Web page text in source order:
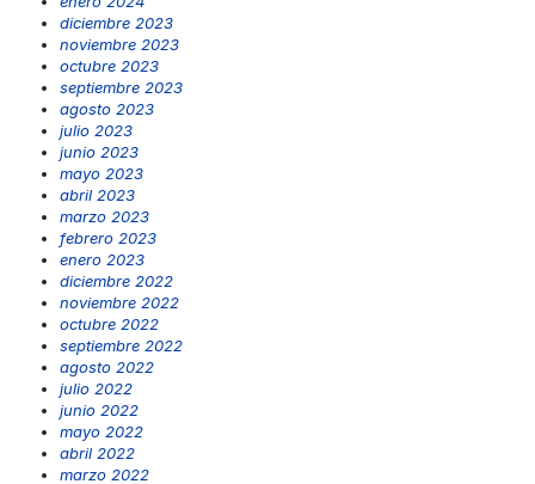
diciembre 2023
noviembre 2023
octubre 2023
septiembre 2023
agosto 2023
julio 2023
junio 2023
mayo 2023
abril 2023
marzo 2023
febrero 2023
enero 2023
diciembre 2022
noviembre 2022
octubre 2022
septiembre 2022
agosto 2022
julio 2022
junio 2022
mayo 2022
abril 2022
marzo 2022